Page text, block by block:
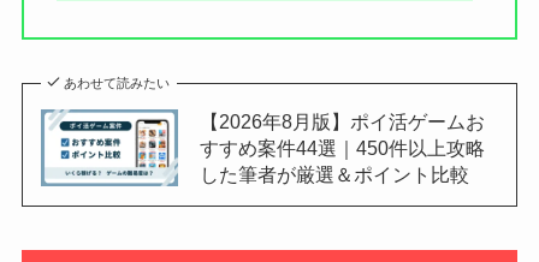
あわせて読みたい
【2026年8月版】ポイ活ゲームお
すすめ案件44選｜450件以上攻略
した筆者が厳選＆ポイント比較